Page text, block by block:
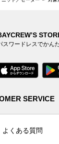
スワードレスでかん
SERVICE
よくある質問